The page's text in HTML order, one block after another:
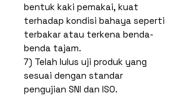
bentuk kaki pemakai, kuat
terhadap kondisi bahaya seperti
terbakar atau terkena benda-
benda tajam.
7) Telah lulus uji produk yang
sesuai dengan standar
pengujian SNI dan ISO.